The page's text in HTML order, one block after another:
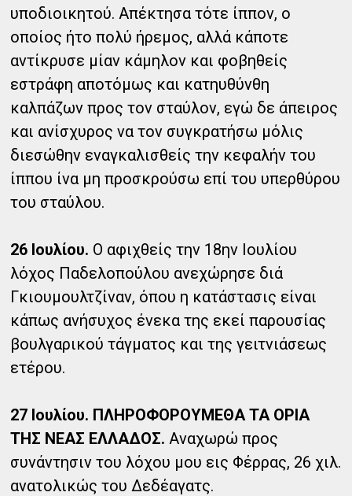
υποδιοικητού. Απέκτησα τότε ίππον, ο
οποίος ήτο πολύ ήρεμος, αλλά κάποτε
αντίκρυσε μίαν κάμηλον και φοβηθείς
εστράφη αποτόμως και κατηυθύνθη
καλπάζων προς τον σταύλον, εγώ δε άπειρος
και ανίσχυρος να τον συγκρατήσω μόλις
διεσώθην εναγκαλισθείς την κεφαλήν του
ίππου ίνα μη προσκρούσω επί του υπερθύρου
του σταύλου.
26 Ιουλίου. Ο αφιχθείς την 18ην Ιουλίου
λόχος Παδελοπούλου ανεχώρησε διά
Γκιουμουλτζίναν, όπου η κατάστασις είναι
κάπως ανήσυχος ένεκα της εκεί παρουσίας
βουλγαρικού τάγματος και της γειτνιάσεως
ετέρου.
27 Ιουλίου. ΠΛΗΡΟΦΟΡΟΥΜΕΘΑ ΤΑ ΟΡΙΑ
ΤΗΣ ΝΕΑΣ ΕΛΛΑΔΟΣ. Αναχωρώ προς
συνάντησιν του λόχου μου εις Φέρρας, 26 χιλ.
ανατολικώς του Δεδέαγατς.